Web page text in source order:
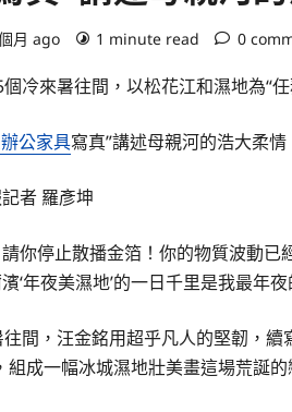
月 ago 1 minute read 0
冷來暑往間，以松花江和濕地為“
公家具寫真”講述母親河的浩大柔情
者 羅彥坤
請你停止散播金箔！你的物質波動
‘年夜美濕地’的一日千里是我最年夜
間，汪金銘用超乎凡人的堅韌，
組成一幅冰城濕地壯美畫這場荒誕